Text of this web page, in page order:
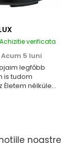
Achizitie verificata
Acum 5 luni
legfőbb
is tudom
Életem nélküle!
noastre